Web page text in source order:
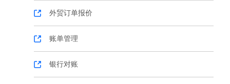
外贸订单报价
账单管理
银行对账